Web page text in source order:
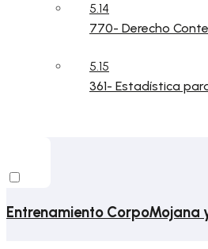
5.14
770- Derecho
5.15
361- Estadística
Entrenamiento